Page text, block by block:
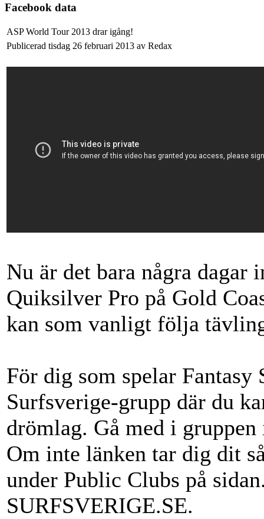
Facebook data
ASP World Tour 2013 drar igång!
Publicerad tisdag 26 februari 2013 av Redax
Nu är det bara några dagar
Quiksilver Pro på Gold
kan som vanligt följa
För dig som spelar
Surfsverige-grupp där du
drömlag. Gå med i
Om inte länken tar dig dit
under Public Clubs på
SURFSVERIGE.SE.